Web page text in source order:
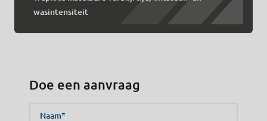
wasintensiteit
Doe een aanvraag